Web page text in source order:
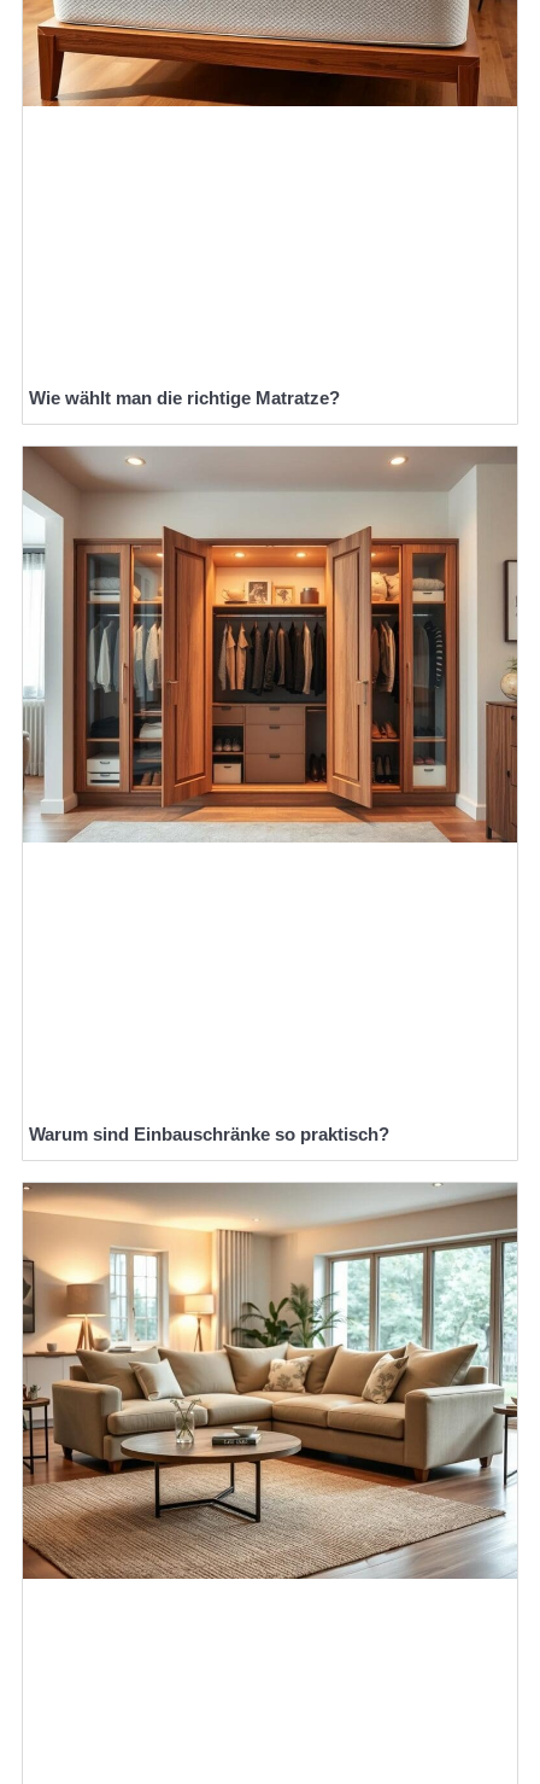
Wie wählt man die richtige Matratze?
Warum sind Einbauschränke so praktisch?